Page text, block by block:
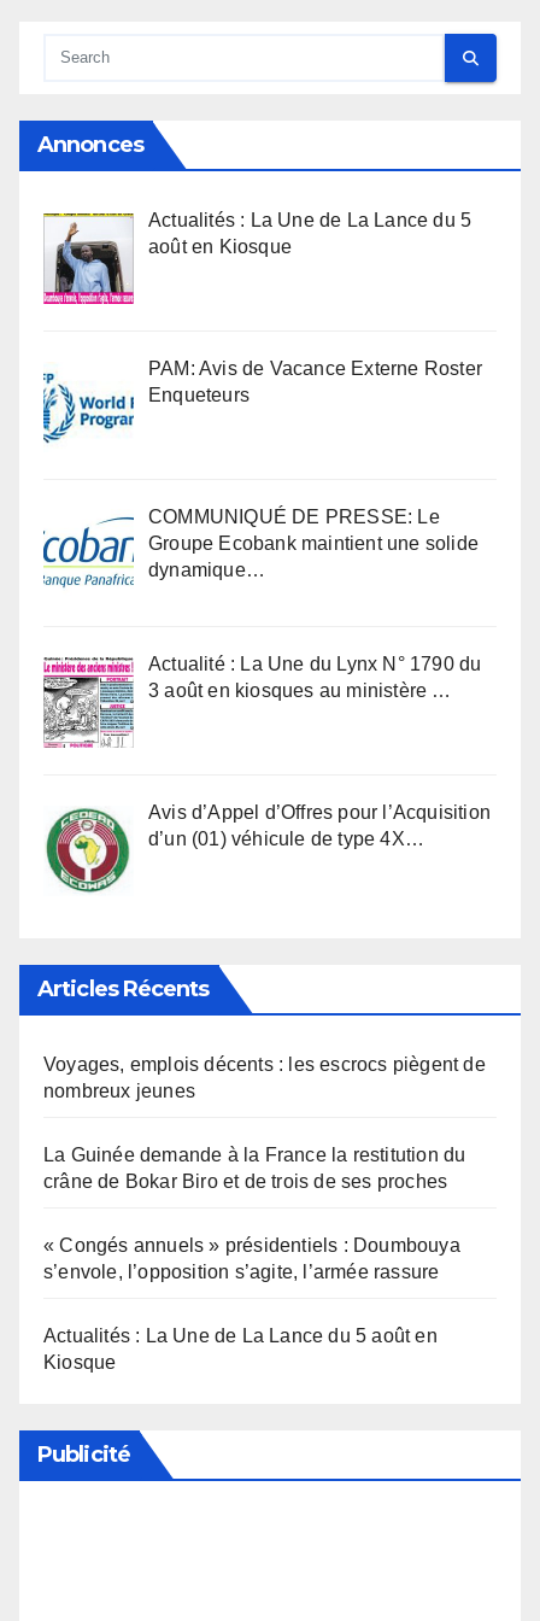
Annonces
Actualités : La Une de La Lance du 5
août en Kiosque
PAM: Avis de Vacance Externe Roster
Enqueteurs
COMMUNIQUÉ DE PRESSE: Le
Groupe Ecobank maintient une solide
dynamique…
Actualité : La Une du Lynx N° 1790 du
3 août en kiosques au ministère …
Avis d’Appel d’Offres pour l’Acquisition
d’un (01) véhicule de type 4X…
Articles Récents
Voyages, emplois décents : les escrocs piègent de
nombreux jeunes
La Guinée demande à la France la restitution du
crâne de Bokar Biro et de trois de ses proches
« Congés annuels » présidentiels : Doumbouya
s’envole, l’opposition s’agite, l’armée rassure
Actualités : La Une de La Lance du 5 août en
Kiosque
Publicité